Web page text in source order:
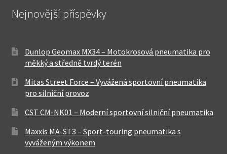
Nejnovější příspěvky
Dunlop Geomax MX34 – Motokrosová pneumatika pro
měkký a středně tvrdý terén
Mitas Street Force – Vyvážená sportovní pneumatika
pro silniční provoz
CST CM-NK01 – Moderní sportovní silniční pneumatika
Maxxis MA-ST3 – Sport-touring pneumatika s
vyváženým výkonem